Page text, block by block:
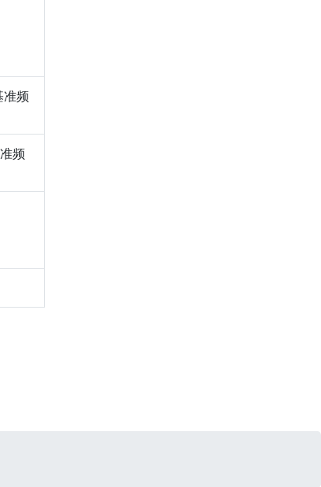
频
频